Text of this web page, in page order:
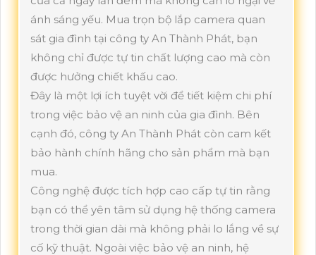
ánh sáng yếu. Mua trọn bộ lắp camera quan
sát gia đình tại công ty An Thành Phát, bạn
không chỉ được tự tin chất lượng cao mà còn
được hưởng chiết khấu cao.
Đây là một lợi ích tuyệt vời để tiết kiệm chi phí
trong việc bảo vệ an ninh của gia đình. Bên
cạnh đó, công ty An Thành Phát còn cam kết
bảo hành chính hãng cho sản phẩm mà bạn
mua.
Công nghệ được tích hợp cao cấp tự tin rằng
bạn có thể yên tâm sử dụng hệ thống camera
trong thời gian dài mà không phải lo lắng về sự
cố kỹ thuật. Ngoài việc bảo vệ an ninh, hệ